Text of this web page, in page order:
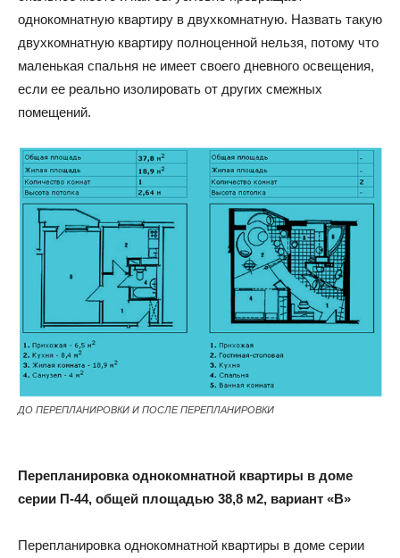
однокомнатную квартиру в двухкомнатную. Назвать такую
двухкомнатную квартиру полноценной нельзя, потому что
маленькая спальня не имеет своего дневного освещения,
если ее реально изолировать от других смежных
помещений.
ДО ПЕРЕПЛАНИРОВКИ И ПОСЛЕ ПЕРЕПЛАНИРОВКИ
Перепланировка однокомнатной квартиры в доме
серии П-44, общей площадью 38,8 м2, вариант «В»
Перепланировка однокомнатной квартиры в доме серии